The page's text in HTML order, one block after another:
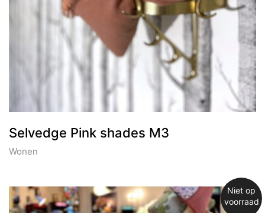
Selvedge Pink shades M3
Wonen
Niet op
voorraad